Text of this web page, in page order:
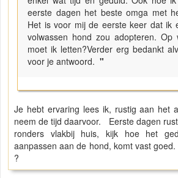
eerste dagen het beste omga met
Het is voor mij de eerste keer dat ik
volwassen hond zou adopteren. Op
moet ik letten?Verder erg bedankt
voor je antwoord. "
Je hebt ervaring lees ik, rustig aan het
neem de tijd daarvoor. Eerste dagen
ronders vlakbij huis, kijk hoe het
aanpassen aan de hond, komt vast
?